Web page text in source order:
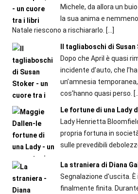
Michele, da allora un
la sua anima e
Natale riescono a rischiararlo. […]
Il tagliaboschi di
Dopo che April è quasi
incidente d’auto, che
un’amnesia
cos’hanno quasi perso.
Le fortune di una Lady
Lady Henrietta
propria fortuna in
sulle prevedibili
La straniera di Diana
Segnalazione d'uscita. È
finalmente finita.